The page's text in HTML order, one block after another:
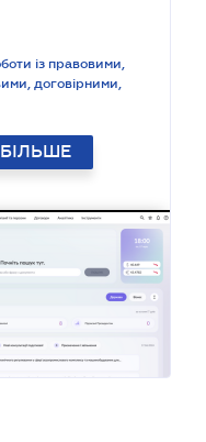
із правовими,
договірними,